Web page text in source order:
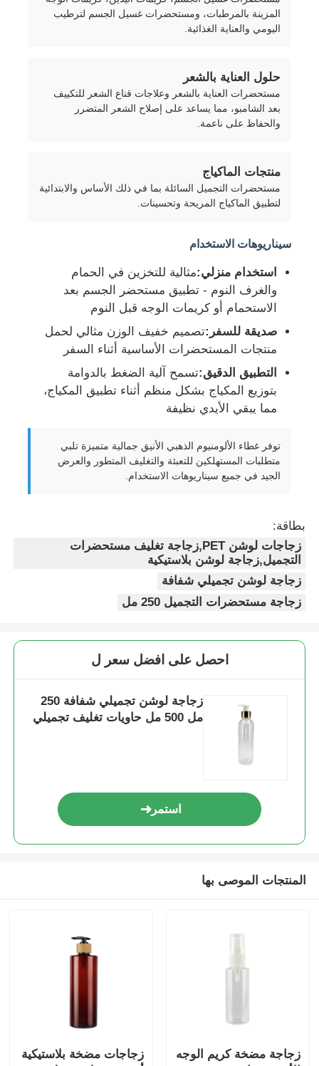
ضبط الجودة
اتصل بنا
طلب اقتباس
زجاجة مستحضرات التجميل
زجاجة قطرات مستحضرات التجميل
زجاجة مستديرة مستحضرات التجميل
جرة كريم مستحضرات التجميل
غطاء بلاستيكي
مضخة محلول المسمار
مضخة القفل اليسرى اليمنى
بخاخ رذاذ ناعم
رشاش الأنف
بخاخ الزناد
المزينة بالمرطبات، ومستحضرات غسيل الجسم لترطيب
اليومي والعناية الغذائية.
حلول العناية بالشعر
مستحضرات العناية بالشعر وعلاجات قناع الشعر للتكييف
بعد الشامبو، مما يساعد على إصلاح الشعر المتضرر
والحفاظ على ناعمة.
منتجات الماكياج
مستحضرات التجميل السائلة بما في ذلك الأساس والابتدائية
لتطبيق الماكياج المريحة وتحسينات.
سيناريوهات الاستخدام
استخدام منزلي:مثالية للتخزين في الحمام
والغرف النوم - تطبيق مستحضر الجسم بعد
الاستحمام أو كريمات الوجه قبل النوم
صديقة للسفر:تصميم خفيف الوزن مثالي لحمل
منتجات المستحضرات الأساسية أثناء السفر
التطبيق الدقيق:تسمح آلية الضغط بالدوامة
بتوزيع المكياج بشكل منظم أثناء تطبيق المكياج،
مما يبقي الأيدي نظيفة
توفر غطاء الألومنيوم الذهبي الأنيق جمالية متميزة تلبي
متطلبات المستهلكين للتعبئة والتغليف المتطور والعرض
الجيد في جميع سيناريوهات الاستخدام.
بطاقة:
زجاجات لوشن PET,زجاجة تغليف مستحضرات
التجميل,زجاجة لوشن بلاستيكية
زجاجة لوشن تجميلي شفافة
زجاجة مستحضرات التجميل 250 مل
احصل على افضل سعر ل
زجاجة لوشن تجميلي شفافة 250
مل 500 مل حاويات تغليف تجميلي
استمر
المنتجات الموصى بها
زجاجة مضخة كريم الوجه
زجاجات مضخة بلاستيكية